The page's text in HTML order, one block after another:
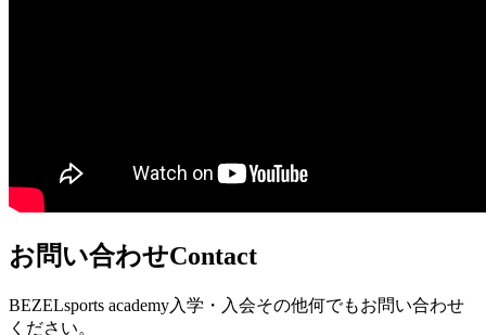
お問い合わせContact
BEZELsports academy入学・入会その他何でもお問い合わせ
ください。